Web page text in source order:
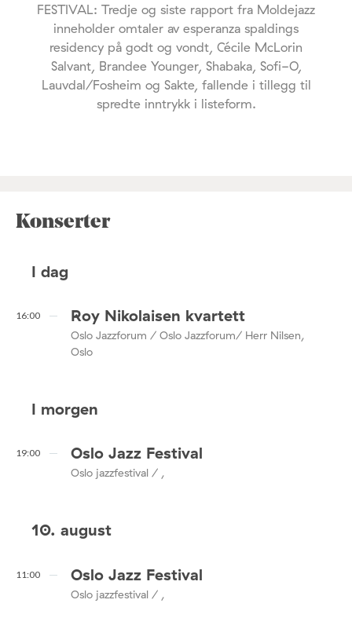
FESTIVAL: Tredje og siste rapport fra Moldejazz
inneholder omtaler av esperanza spaldings
residency på godt og vondt, Cécile McLorin
Salvant, Brandee Younger, Shabaka, Sofi-O,
Lauvdal/Fosheim og Sakte, fallende i tillegg til
spredte inntrykk i listeform.
Konserter
I dag
16:00 Roy Nikolaisen kvartett
Oslo Jazzforum / Oslo Jazzforum/ Herr Nilsen,
Oslo
I morgen
19:00 Oslo Jazz Festival
Oslo jazzfestival / ,
10. august
11:00 Oslo Jazz Festival
Oslo jazzfestival / ,